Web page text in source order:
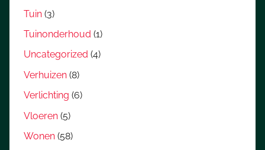
Tuin (3)
Tuinonderhoud (1)
Uncategorized (4)
Verhuizen (8)
Verlichting (6)
Vloeren (5)
Wonen (58)